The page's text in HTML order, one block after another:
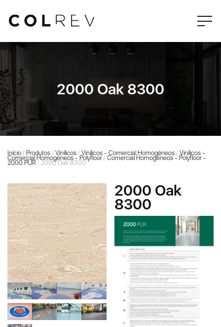
2000 Oak 8300
Início / Produtos / Vinílicos / Vinílicos - Comercial Homogéneos / Vinílicos -
Comercial Homogéneos - Polyfloor / Comercial Homogéneos - Polyfloor -
2000 PUR / 2000 Oak 8300
2000 Oak
8300